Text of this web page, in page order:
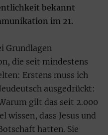
bekannt
im 21.
Grundlagen
die seit mindestens
Erstens muss ich
ausgedrückt:
gilt das seit 2.000
wissen, dass Jesus und
hatten. Sie